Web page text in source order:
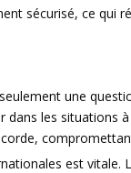
sécurisé, ce qui
une
les situations
est